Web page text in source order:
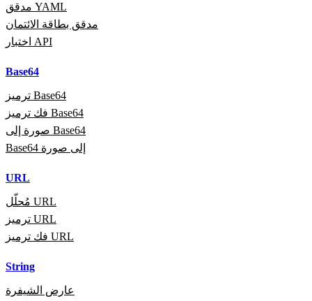
مدقق YAML
مدقق بطاقة الائتمان
اختبار API
Base64
ترميز Base64
فك ترميز Base64
صورة إلى Base64
Base64 إلى صورة
URL
مُحلّل URL
ترميز URL
فك ترميز URL
String
عارض الشيفرة